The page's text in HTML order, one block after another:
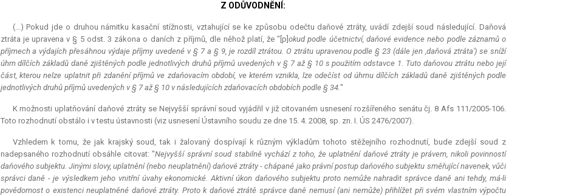
Z ODŮVODNĚNÍ:
(...) Pokud jde o druhou námitku kasační stížnosti, vztahující se ke způsobu odečtu daňové ztráty, uvádí zdejší soud následující. Daňová
ztráta je upravena v § 5 odst. 3 zákona o daních z příjmů, dle něhož platí, že "[p]okud podle účetnictví, daňové evidence nebo podle záznamů o
příjmech a výdajích přesáhnou výdaje příjmy uvedené v § 7 a § 9, je rozdíl ztrátou. O ztrátu upravenou podle § 23 (dále jen ,daňová ztráta') se sníží
úhrn dílčích základů daně zjištěných podle jednotlivých druhů příjmů uvedených v § 7 až § 10 s použitím odstavce 1. Tuto daňovou ztrátu nebo její
část, kterou nelze uplatnit při zdanění příjmů ve zdaňovacím období, ve kterém vznikla, lze odečíst od úhrnu dílčích základů daně zjištěných podle
jednotlivých druhů příjmů uvedených v § 7 až § 10 v následujících zdaňovacích obdobích podle § 34."
K možnosti uplatňování daňové ztráty se Nejvyšší správní soud vyjádřil v již citovaném usnesení rozšířeného senátu čj. 8 Afs 111/2005-106.
Toto rozhodnutí obstálo i v testu ústavnosti (viz usnesení Ústavního soudu ze dne 15. 4. 2008, sp. zn. I. ÚS 2476/2007).
Vzhledem k tomu, že jak krajský soud, tak i žalovaný dospívají k různým výkladům tohoto stěžejního rozhodnutí, bude zdejší soud z
nadepsaného rozhodnutí obsáhle citovat: "Nejvyšší správní soud stabilně vychází z toho, že uplatnění daňové ztráty je právem, nikoli povinností
daňového subjektu. Jinými slovy, uplatnění (nebo neuplatnění) daňové ztráty-chápané jako právní postup daňového subjektu směřující navenek, vůči
správci daně -je výsledkem jeho vnitřní úvahy ekonomické. Aktivní úkon daňového subjektu proto nemůže nahradit správce daně ani tehdy, má-li
povědomost o existenci neuplatněné daňové ztráty. Proto k daňové ztrátě správce daně nemusí (ani nemůže) přihlížet při svém vlastním výpočtu